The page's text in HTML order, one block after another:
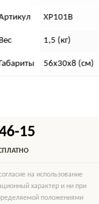
XP101В
1,5 (кг)
56х30х8 (см)
15
на использование
характер и ни при
положениями